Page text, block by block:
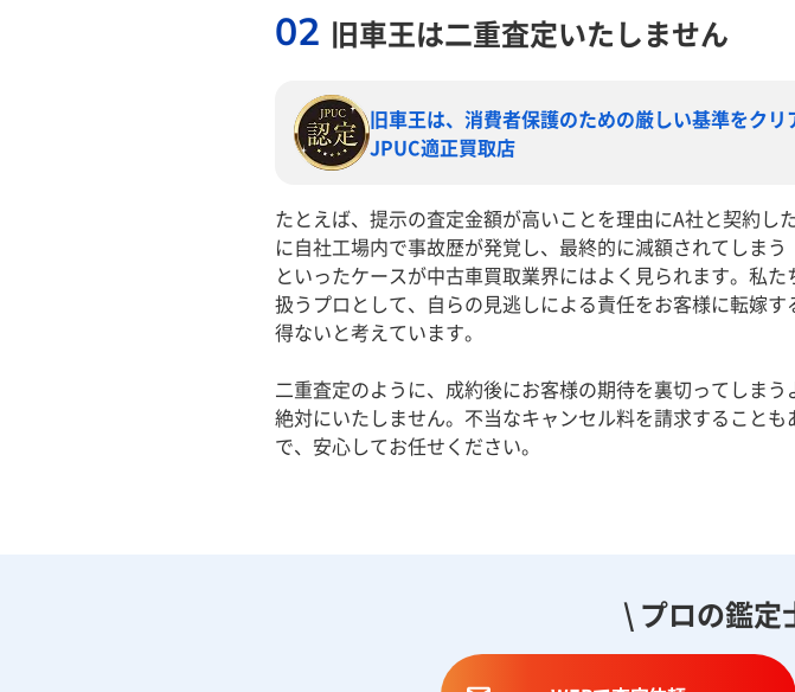
02 旧車王は二重査定いたしません
旧車王は、消費者保護のための厳しい基準をクリ
JPUC適正買取店
たとえば、提示の査定金額が高いことを理由にA社と契約し
に自社工場内で事故歴が発覚し、最終的に減額されてしまう
といったケースが中古車買取業界にはよく見られます。私た
扱うプロとして、自らの見逃しによる責任をお客様に転嫁す
得ないと考えています。
二重査定のように、成約後にお客様の期待を裏切ってしまう
絶対にいたしません。不当なキャンセル料を請求することも
で、安心してお任せください。
\ プロの鑑定